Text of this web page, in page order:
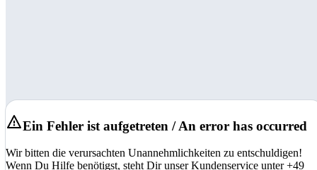
Ein Fehler ist aufgetreten / An error has occurred
Wir bitten die verursachten Unannehmlichkeiten zu entschuldigen!
Wenn Du Hilfe benötigst, steht Dir unser Kundenservice unter +49